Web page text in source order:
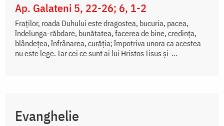
Ap. Galateni 5, 22-26; 6, 1-2
Fraților, roada Duhului este dragostea, bucuria, pacea,
îndelunga-răbdare, bunătatea, facerea de bine, credința,
blândețea, înfrânarea, curăția; împotriva unora ca acestea
nu este lege. Iar cei ce sunt ai lui Hristos Iisus și-...
Evanghelie